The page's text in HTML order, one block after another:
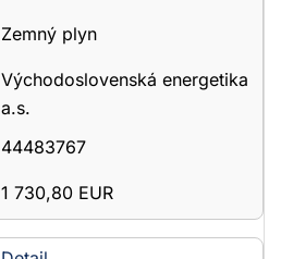
Zemný plyn
Východoslovenská energetika
a.s.
44483767
1 730,80 EUR